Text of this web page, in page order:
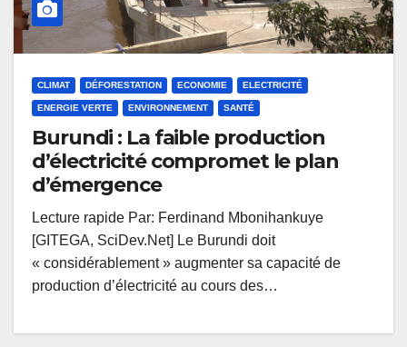
CLIMAT DÉFORESTATION ECONOMIE ELECTRICITÉ
ENERGIE VERTE ENVIRONNEMENT SANTÉ
Burundi : La faible production
d’électricité compromet le plan
d’émergence
Lecture rapide Par: Ferdinand Mbonihankuye
[GITEGA, SciDev.Net] Le Burundi doit
« considérablement » augmenter sa capacité de
production d’électricité au cours des…